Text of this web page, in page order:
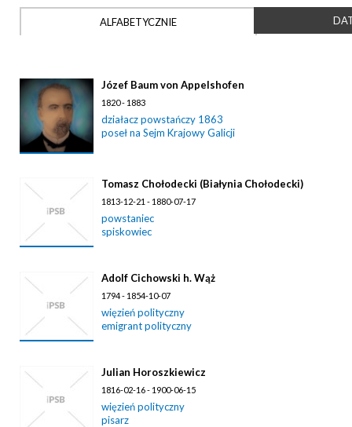
ALFABETYCZNIE
Józef Baum von Appelshofen
1820 - 1883
działacz powstańczy 1863
poseł na Sejm Krajowy Galicji
Tomasz Chołodecki (Białynia Chołodecki)
1813-12-21 - 1880-07-17
powstaniec
spiskowiec
Adolf Cichowski h. Wąż
1794 - 1854-10-07
więzień polityczny
emigrant polityczny
Julian Horoszkiewicz
1816-02-16 - 1900-06-15
więzień polityczny
pisarz